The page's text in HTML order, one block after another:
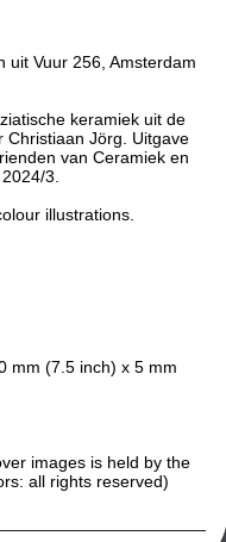
uit Vuur 256, Amsterdam
keramiek uit de
Christiaan Jörg. Uitgave
van Ceramiek en
3.
illustrations.
mm (7.5 inch) x 5 mm
images is held by the
all rights reserved)